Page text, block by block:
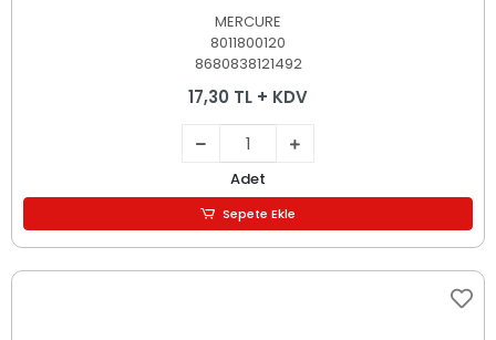
MERCURE
8011800120
8680838121492
17,30 TL + KDV
Adet
Sepete Ekle